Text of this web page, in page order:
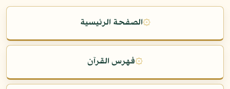
۞الصفحة الرئيسية
۞فهرس القرآن